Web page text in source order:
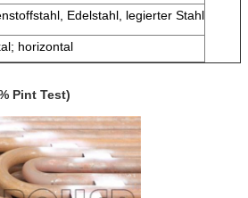
Edelstahl, legierter Stahl
horizontal
Pint Test)